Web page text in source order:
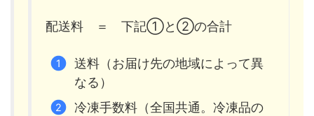
配送料 ＝ 下記①と②の合計
送料（お届け先の地域によって異
なる）
冷凍手数料（全国共通。冷凍品の